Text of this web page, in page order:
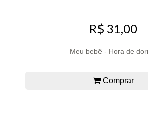
R$ 31,00
Meu bebê - Hora de
Comprar